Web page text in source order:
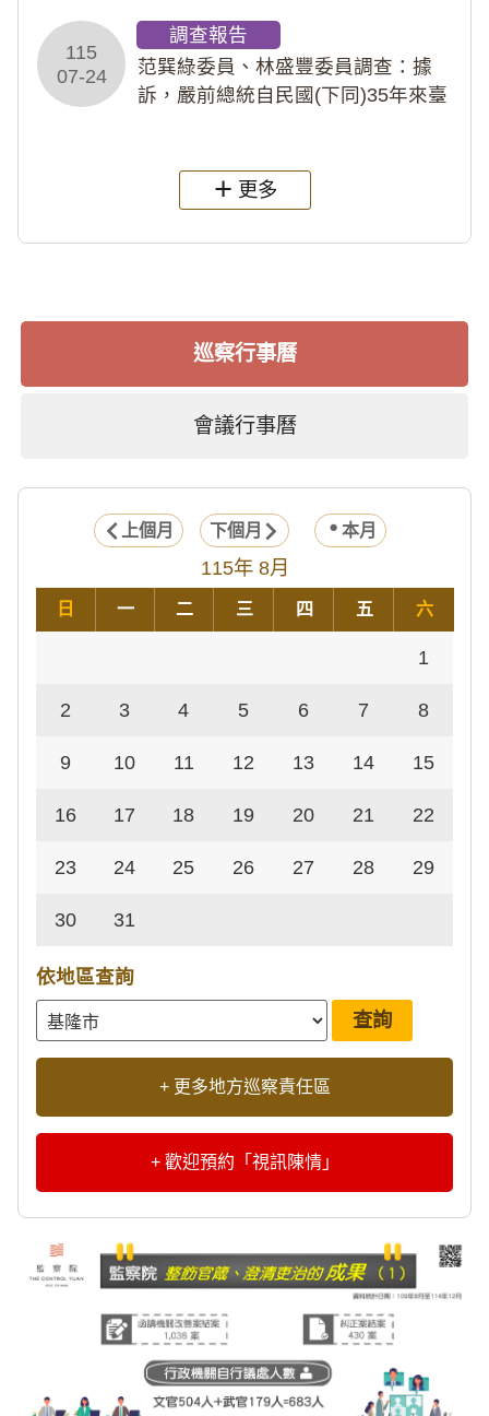
術倫理等情案調查報告。(115教調
31)
115
07-24
調查報告
范巽綠委員、林盛豐委員調查：據
訴，嚴前總統自民國(下同)35年來臺
過世後，總統府於89年間函請其家屬
繼續留住
更多
巡察行事曆
會議行事曆
上個月 下個月 本月
115年 8月
日 一 二 三 四 五 六
1
2 3 4 5 6 7 8
9 10 11 12 13 14 15
16 17 18 19 20 21 22
23 24 25 26 27 28 29
30 31
依地區查詢
+ 更多地方巡察責任區
+ 歡迎預約「視訊陳情」